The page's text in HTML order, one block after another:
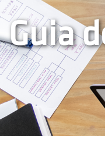
Guia